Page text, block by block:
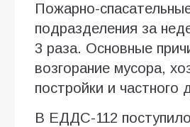
Пожарно-
подразделения за
3 раза. Основные
возгорание мусора,
постройки и частного
В ЕДДС-112